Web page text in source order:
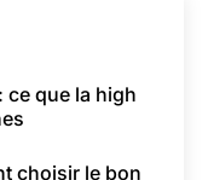
ce que la high
choisir le bon